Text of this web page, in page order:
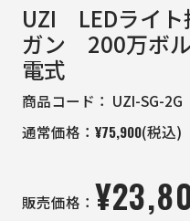
UZI LEDライ
ガン 200万ボ
電式
商品コード： UZI-SG-2G
通常価格： ¥75,900(税込)
販売価格： ¥